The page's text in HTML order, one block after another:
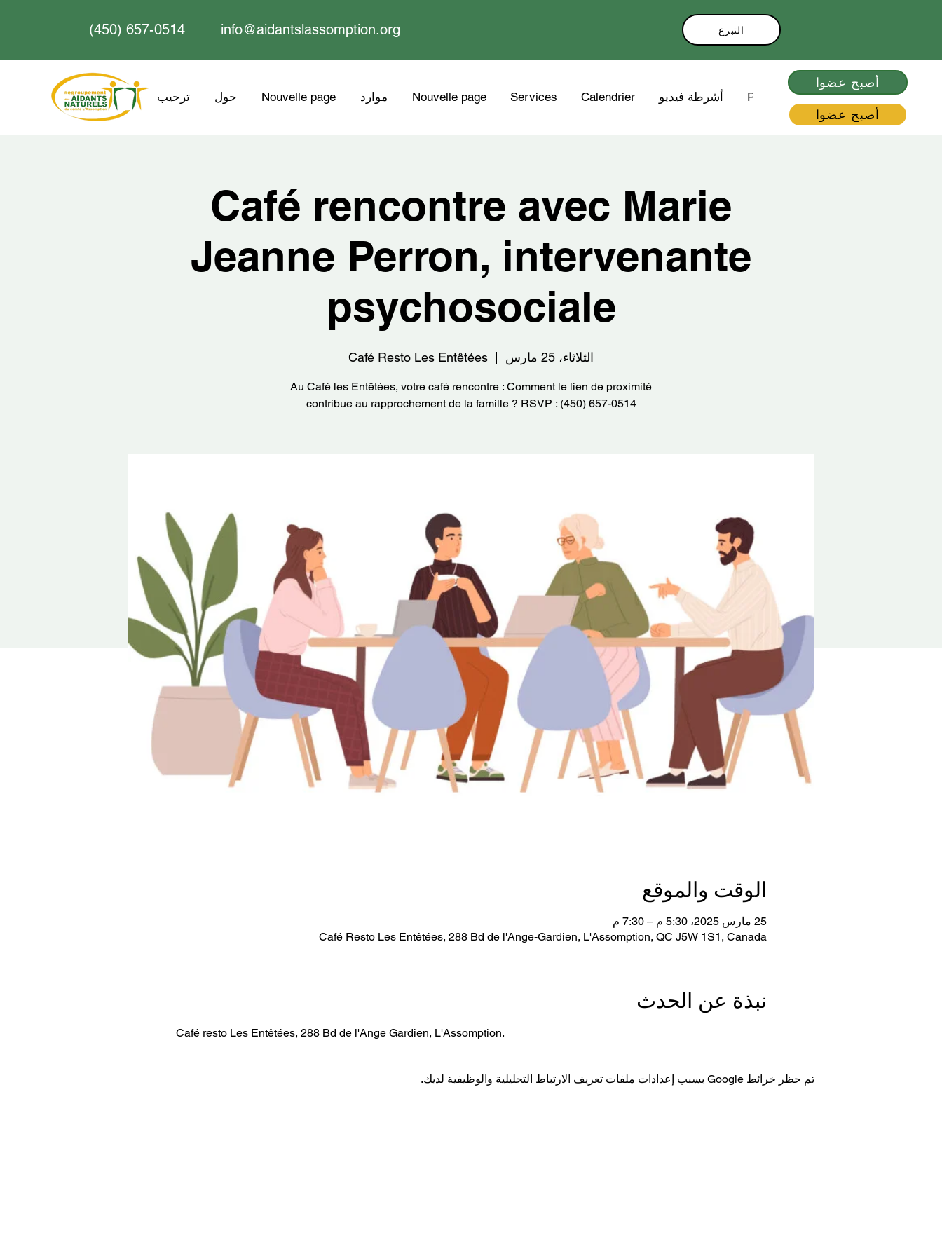
(450) 657-0514 info@aidantslassomption.org التبرع
ترحيب حول Nouvelle page موارد Nouvelle page Services Calendrier أشرطة فيديو Plus
أصبح عضوا
أصبح عضوا
Café rencontre avec Marie
Jeanne Perron, intervenante
psychosociale
الثلاثاء، 25 مارس Café Resto Les Entêtées
Au Café les Entêtées, votre café rencontre : Comment le lien de proximité
contribue au rapprochement de la famille ? RSVP : (450) 657-0514
الوقت والموقع
25 مارس 2025، 5:30 م – 7:30 م
Café Resto Les Entêtées, 288 Bd de l'Ange-Gardien, L'Assomption, QC J5W 1S1, Canada
نبذة عن الحدث
Café resto Les Entêtées, 288 Bd de l'Ange Gardien, L'Assomption.
تم حظر خرائط Google بسبب إعدادات ملفات تعريف الارتباط التحليلية والوظيفية لديك.